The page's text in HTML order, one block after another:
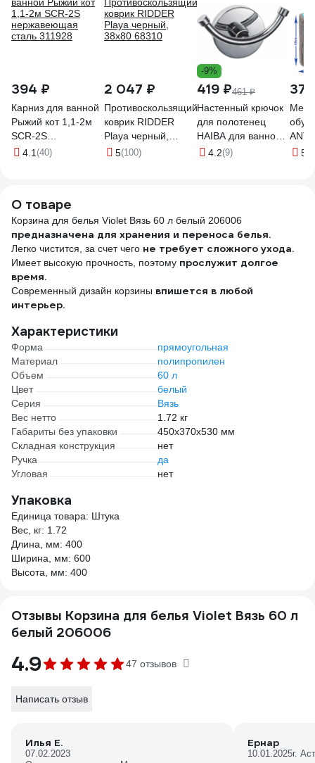
394 ₽
Карниз для ванной
Рыжий кот 1,1-2м
SCR-2S
нержавеющая
4.1 (40)
2 047 ₽
Противоскользящий
коврик RIDDER
Playa черный,
38x80 68310
5(100)
-9%
419 ₽461 ₽
Настенный крючок
для полотенец
HAIBA для ванной и
кухни,
4.2(9)
5
О товаре
Корзина для белья Violet Вязь 60 л белый 206006
предназначена для хранения и переноса белья.
Легко чистится, за счет чего не требует сложного ухода.
Имеет высокую прочность, поэтому прослужит долгое
время.
Современный дизайн корзины впишется в любой
интерьер.
Характеристики
Форма
прямоугольная
Материал
полипропилен
Объем
60 л
Цвет
белый
Серия
Вязь
Вес нетто
1.72 кг
Габариты без упаковки
450х370х530 мм
Складная конструкция
нет
Ручка
да
Угловая
нет
Упаковка
Единица товара: Штука
Вес, кг: 1.72
Длина, мм: 400
Ширина, мм: 600
Высота, мм: 400
Отзывы Корзина для белья Violet Вязь 60 л
белый 206006
4.9 47 отзывов
Написать отзыв
Илья Е.
07.02.2023
Ернар
10.01.2025г.